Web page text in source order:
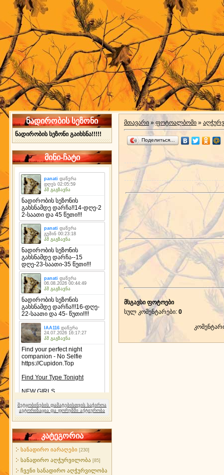
ნადირობის სეზონი
ნადირობის სეზონი გაიხსნა!!!!!
მინი-ჩატი
შეტყობინების დამატებისთვის საჭიროა
ავტორიზაცია და ფორუმში აქტიურობა
კატეგორია
სანადირო იარაღები [230]
სანადირო აღჭურვილობა [85]
ჩვენი სანადირო აღჭურვილობა
მთავარი » ფოტოალბომი »
Поделиться…
მსგავსი ფოტოები
სულ კომენტარები: 0